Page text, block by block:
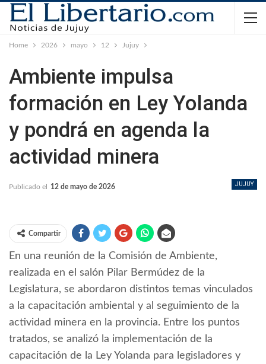
Home 2026 mayo 12 Jujuy
Ambiente impulsa
formación en Ley Yolanda
y pondrá en agenda la
actividad minera
JUJUY
Publicado el 12 de mayo de 2026
Compartir
En una reunión de la Comisión de Ambiente,
realizada en el salón Pilar Bermúdez de la
Legislatura, se abordaron distintos temas vinculados
a la capacitación ambiental y al seguimiento de la
actividad minera en la provincia. Entre los puntos
tratados, se analizó la implementación de la
capacitación de la Ley Yolanda para legisladores y